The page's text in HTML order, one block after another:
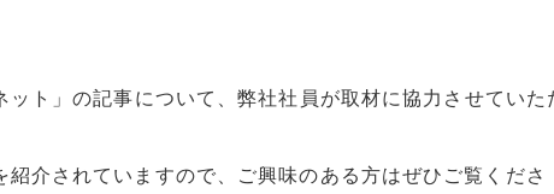
ト」の記事について、弊社社員が取材に協力させていた
紹介されていますので、ご興味のある方はぜひご覧くださ